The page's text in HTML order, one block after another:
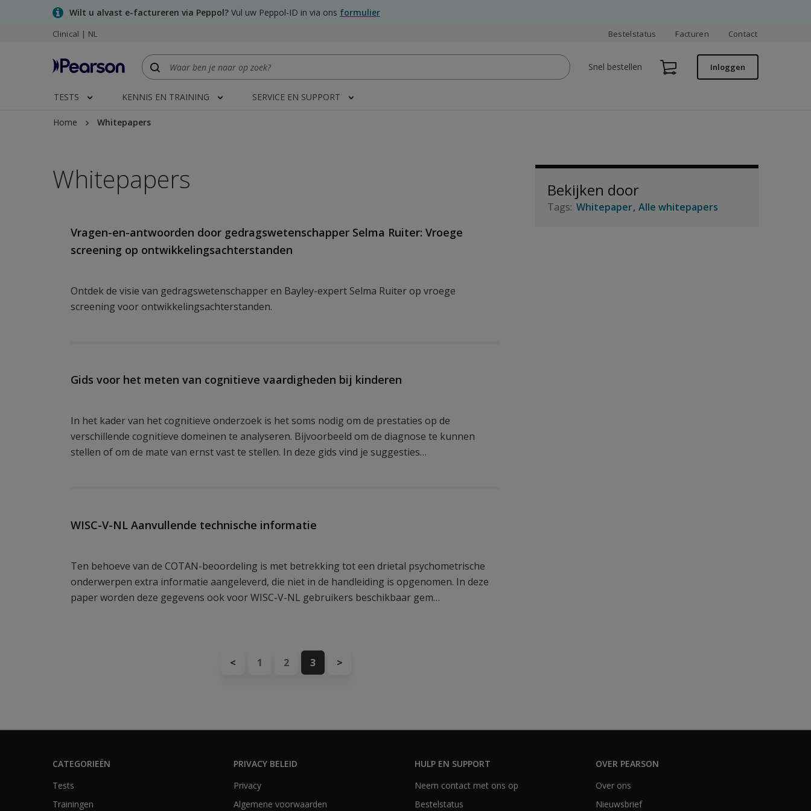
Wilt u alvast e-factureren via Peppol? Vul uw Peppol-ID in via ons formulier
Clinical | NL Bestelstatus Facturen Contact
Snel bestellen Inloggen
TESTS KENNIS EN TRAINING SERVICE EN SUPPORT
Home Whitepapers
Whitepapers
Vragen-en-antwoorden door gedragswetenschapper Selma Ruiter: Vroege
screening op ontwikkelingsachterstanden
Ontdek de visie van gedragswetenschapper en Bayley-expert Selma Ruiter op vroege
screening voor ontwikkelingsachterstanden.
Gids voor het meten van cognitieve vaardigheden bij kinderen
In het kader van het cognitieve onderzoek is het soms nodig om de prestaties op de
verschillende cognitieve domeinen te analyseren. Bijvoorbeeld om de diagnose te kunnen
stellen of om de mate van ernst vast te stellen. In deze gids vind je suggesties…
WISC-V-NL Aanvullende technische informatie
Ten behoeve van de COTAN-beoordeling is met betrekking tot een drietal psychometrische
onderwerpen extra informatie aangeleverd, die niet in de handleiding is opgenomen. In deze
paper worden deze gegevens ook voor WISC-V-NL gebruikers beschikbaar gem…
< 1 2 3 >
Bekijken door
Whitepaper Alle whitepapers
CATEGORIEËN
Tests
Trainingen
PRIVACY BELEID
Privacy
Algemene voorwaarden
HULP EN SUPPORT
Neem contact met ons op
Bestelstatus
OVER PEARSON
Over ons
Nieuwsbrief